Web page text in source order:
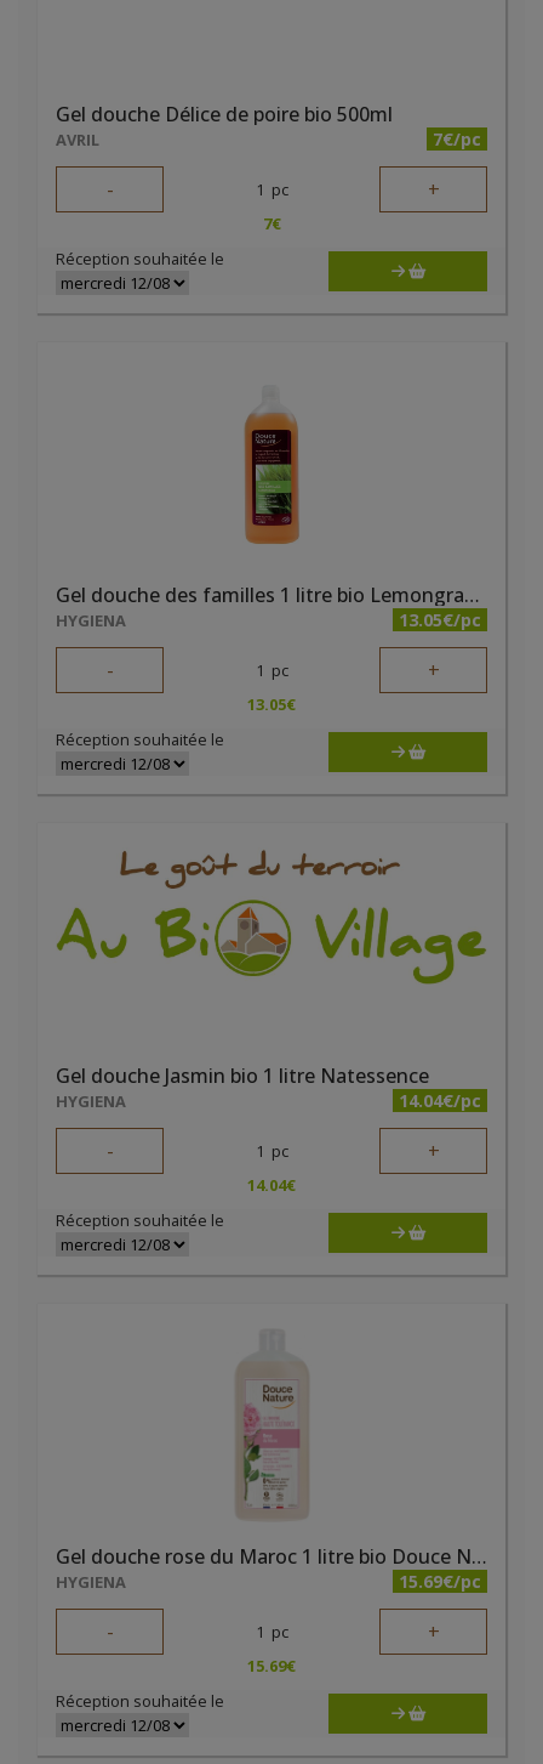
Gel douche Délice de poire bio 500ml
AVRIL 7€/pc
- 1 pc +
7€
Réception souhaitée le
Gel douche des familles 1 litre bio Lemongrass Douce Nature
HYGIENA 13.05€/pc
- 1 pc +
13.05€
Réception souhaitée le
Gel douche Jasmin bio 1 litre Natessence
HYGIENA 14.04€/pc
- 1 pc +
14.04€
Réception souhaitée le
Gel douche rose du Maroc 1 litre bio Douce Nature
HYGIENA 15.69€/pc
- 1 pc +
15.69€
Réception souhaitée le